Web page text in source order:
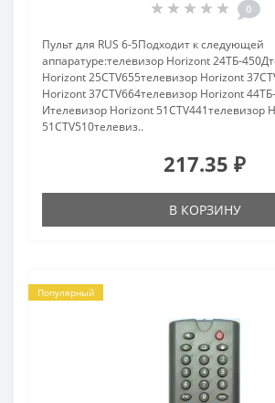
0
Пульт для RUS 6-5Подходит к следующей
аппаратуре:телевизор Horizont 24ТБ-
Horizont 25CTV655телевизор Horizont
Horizont 37CTV664телевизор Horizont
Ителевизор Horizont 51CTV441телевизор
51CTV510телевиз..
217.35 ₽
В КОРЗИНУ
Популярный